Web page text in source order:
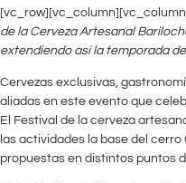
de la Cerveza Artesanal
extendiendo así la temporada
Cervezas exclusivas,
aliadas en este evento que
El Festival de la cerveza
las actividades la base del
propuestas en distintos puntos